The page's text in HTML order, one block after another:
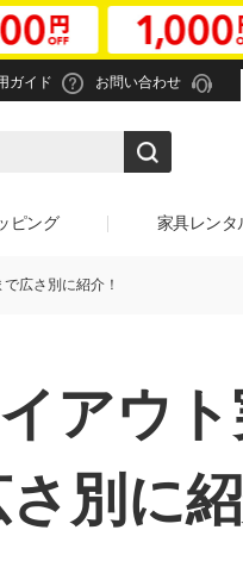
ガイド お問い合わせ
ピング 家具レンタ
広さ別に紹介！
アウト
別に紹